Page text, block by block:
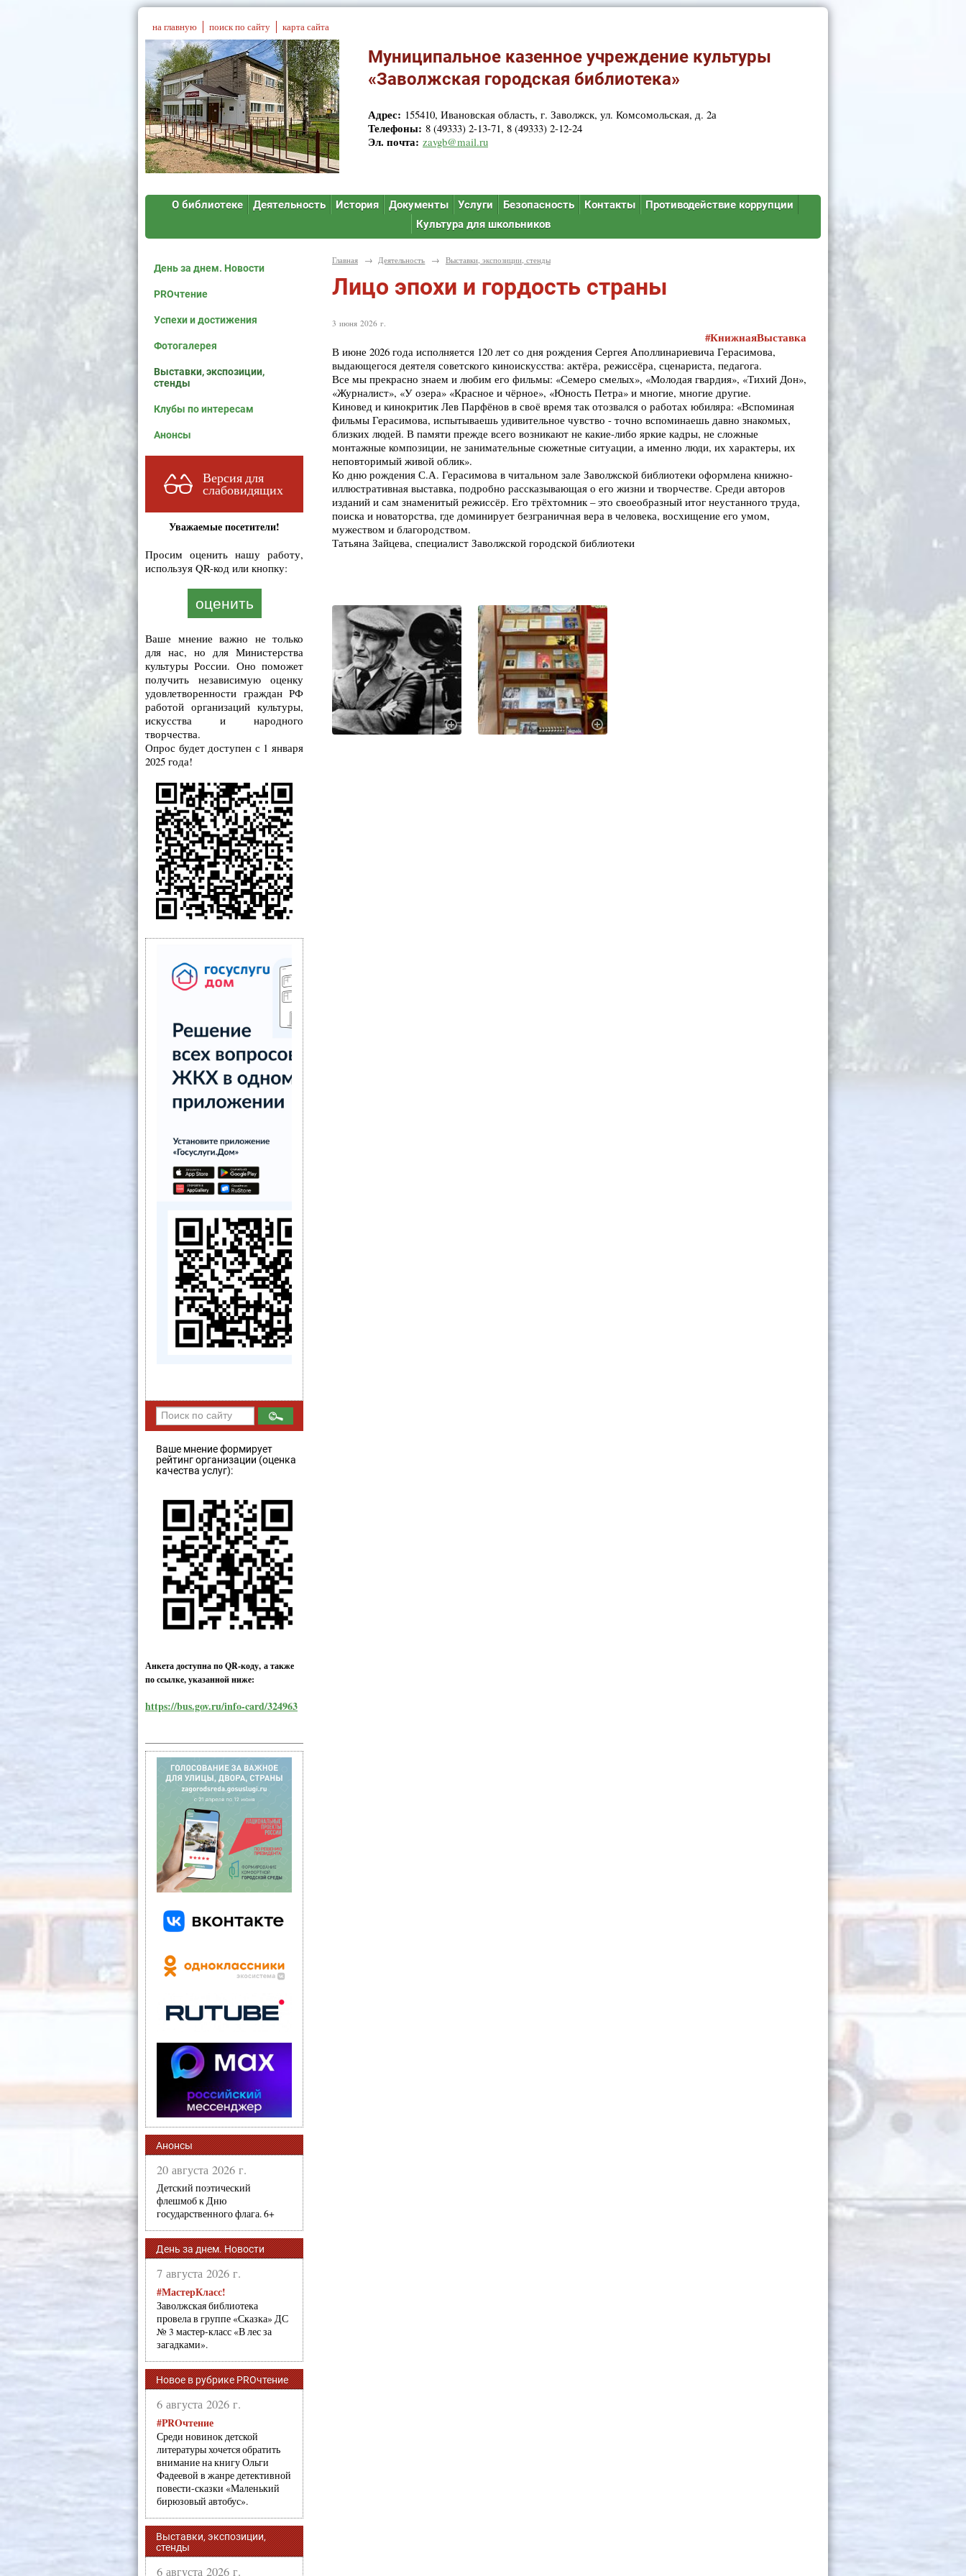
на главную поиск по сайту карта сайта
Муниципальное казенное учреждение культуры
«Заволжская городская библиотека»
Адрес: 155410, Ивановская область, г. Заволжск, ул. Комсомольская, д. 2а
Телефоны: 8 (49333) 2-13-71, 8 (49333) 2-12-24
Эл. почта: zavgb@mail.ru
О библиотеке Деятельность История Документы Услуги Безопасность Контакты
Противодействие коррупции
Культура для школьников
День за днем. Новости
PROчтение
Успехи и достижения
Фотогалерея
Выставки, экспозиции,
стенды
Клубы по интересам
Анонсы
Версия для
слабовидящих
Уважаемые посетители!
Просим оценить нашу работу,
используя QR-код или кнопку:
оценить
Ваше мнение важно не только
для нас, но для Министерства
культуры России. Оно поможет
получить независимую оценку
удовлетворенности граждан РФ
работой организаций культуры,
искусства и народного
творчества.
Опрос будет доступен с 1 января
2025 года!
Ваше мнение формирует
рейтинг организации (оценка
качества услуг):
Анкета доступна по QR-коду, а также
по ссылке, указанной ниже:
https://bus.gov.ru/info-card/324963
Анонсы
20 августа 2026 г.
Детский поэтический
флешмоб к Дню
государственного флага. 6+
День за днем. Новости
7 августа 2026 г.
#МастерКласс!
Заволжская библиотека
провела в группе «Сказка» ДС
№ 3 мастер-класс «В лес за
загадками».
Новое в рубрике PROчтение
6 августа 2026 г.
#PROчтение
Среди новинок детской
литературы хочется обратить
внимание на книгу Ольги
Фадеевой в жанре детективной
повести-сказки «Маленький
бирюзовый автобус».
Выставки, экспозиции,
стенды
6 августа 2026 г.
Главная → Деятельность → Выставки, экспозиции, стенды
Лицо эпохи и гордость страны
3 июня 2026 г.
#КнижнаяВыставка
В июне 2026 года исполняется 120 лет со дня рождения Сергея Аполлинариевича Герасимова,
выдающегося деятеля советского киноискусства: актёра, режиссёра, сценариста, педагога.
Все мы прекрасно знаем и любим его фильмы: «Семеро смелых», «Молодая гвардия», «Тихий Дон»,
«Журналист», «У озера» «Красное и чёрное», «Юность Петра» и многие, многие другие.
Киновед и кинокритик Лев Парфёнов в своё время так отозвался о работах юбиляра: «Вспоминая
фильмы Герасимова, испытываешь удивительное чувство - точно вспоминаешь давно знакомых,
близких людей. В памяти прежде всего возникают не какие-либо яркие кадры, не сложные
монтажные композиции, не занимательные сюжетные ситуации, а именно люди, их характеры, их
неповторимый живой облик».
Ко дню рождения С.А. Герасимова в читальном зале Заволжской библиотеки оформлена книжно-
иллюстративная выставка, подробно рассказывающая о его жизни и творчестве. Среди авторов
изданий и сам знаменитый режиссёр. Его трёхтомник – это своеобразный итог неустанного труда,
поиска и новаторства, где доминирует безграничная вера в человека, восхищение его умом,
мужеством и благородством.
Татьяна Зайцева, специалист Заволжской городской библиотеки